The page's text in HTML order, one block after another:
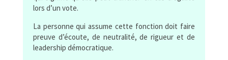
lors d’un vote.
La personne qui assume cette fonction doit faire
preuve d’écoute, de neutralité, de rigueur et de
leadership démocratique.